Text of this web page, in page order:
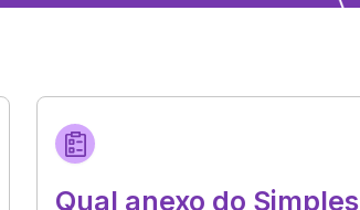
Qual anexo do Simples